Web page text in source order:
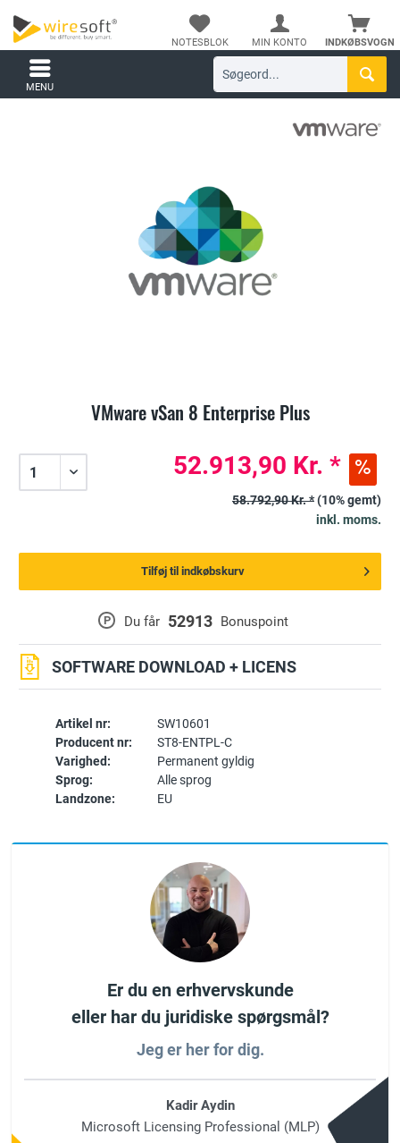
INDKØBSVOGN
NOTESBLOK MIN KONTO
MENU
VMware vSan 8 Enterprise Plus
Artikel nr:
SW10601
Producent nr:
ST8-ENTPL-C
Varighed:
Permanent gyldig
Sprog:
Alle sprog
Landzone:
EU
P Du får 52913 Bonuspoint
SOFTWARE DOWNLOAD + LICENS
52.913,90 Kr. *
58.792,90 Kr. *(10% gemt)
inkl. moms.
Tilføj til indkøbskurv
Er du en erhvervskunde
eller har du juridiske spørgsmål?
Jeg er her for dig.
Kadir Aydin
Microsoft Licensing Professional (MLP)